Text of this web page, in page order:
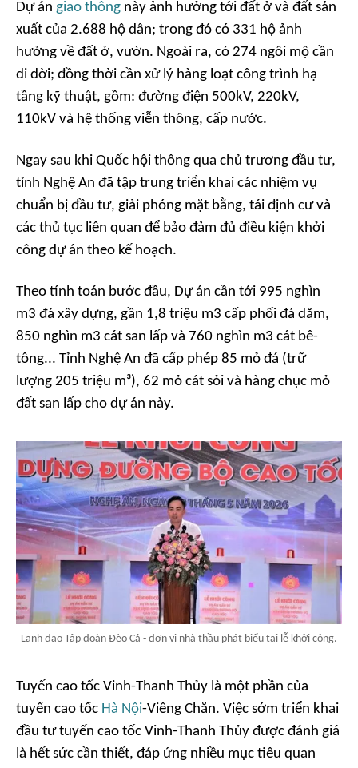
Dự án giao thông này ảnh hưởng tới đất ở và đất sản
xuất của 2.688 hộ dân; trong đó có 331 hộ ảnh
hưởng về đất ở, vườn. Ngoài ra, có 274 ngôi mộ cần
di dời; đồng thời cần xử lý hàng loạt công trình hạ
tầng kỹ thuật, gồm: đường điện 500kV, 220kV,
110kV và hệ thống viễn thông, cấp nước.
Ngay sau khi Quốc hội thông qua chủ trương đầu tư,
tỉnh Nghệ An đã tập trung triển khai các nhiệm vụ
chuẩn bị đầu tư, giải phóng mặt bằng, tái định cư và
các thủ tục liên quan để bảo đảm đủ điều kiện khởi
công dự án theo kế hoạch.
Theo tính toán bước đầu, Dự án cần tới 995 nghìn
m3 đá xây dựng, gần 1,8 triệu m3 cấp phối đá dăm,
850 nghìn m3 cát san lấp và 760 nghìn m3 cát bê-
tông... Tỉnh Nghệ An đã cấp phép 85 mỏ đá (trữ
lượng 205 triệu m³), 62 mỏ cát sỏi và hàng chục mỏ
đất san lấp cho dự án này.
Lãnh đạo Tập đoàn Đèo Cả - đơn vị nhà thầu phát biểu tại lễ khởi công.
Tuyến cao tốc Vinh-Thanh Thủy là một phần của
tuyến cao tốc Hà Nội-Viêng Chăn. Việc sớm triển khai
đầu tư tuyến cao tốc Vinh-Thanh Thủy được đánh giá
là hết sức cần thiết, đáp ứng nhiều mục tiêu quan